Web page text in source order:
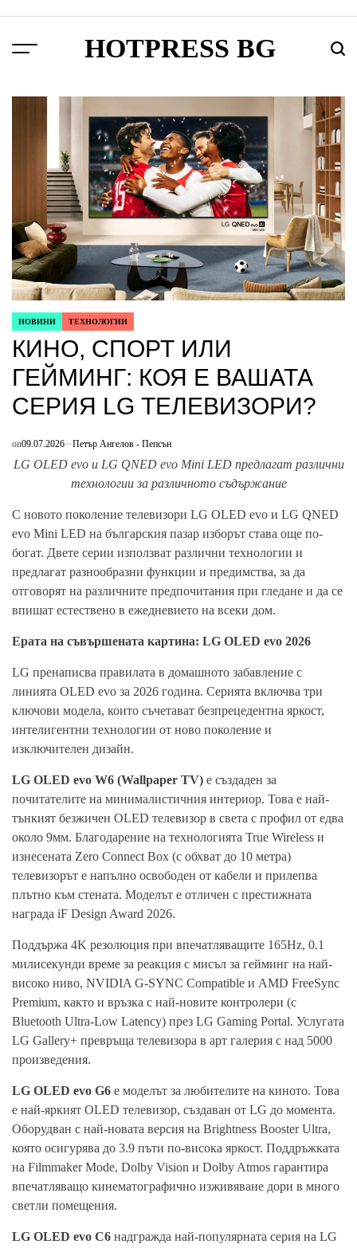
content
Menu HOTPRESS BG
POSTED
IN
НОВИНИ ТЕХНОЛОГИИ
КИНО, СПОРТ ИЛИ
ГЕЙМИНГ: КОЯ Е ВАШАТА
СЕРИЯ LG ТЕЛЕВИЗОРИ?
on09.07.2026 Петър Ангелов - Пепсън
LG OLED evo и LG QNED evo Mini LED предлагат различни
технологии за различното съдържание
С новото поколение телевизори LG OLED evo и LG QNED
evo Mini LED на българския пазар изборът става още по-
богат. Двете серии използват различни технологии и
предлагат разнообразни функции и предимства, за да
отговорят на различните предпочитания при гледане и да се
впишат естествено в ежедневието на всеки дом.
Ерата на съвършената картина: LG OLED evo 2026
LG пренаписва правилата в домашното забавление с
линията OLED evo за 2026 година. Серията включва три
ключови модела, които съчетават безпрецедентна яркост,
интелигентни технологии от ново поколение и
изключителен дизайн.
LG OLED evo W6 (Wallpaper TV) е създаден за
почитателите на минималистичния интериор. Това е най-
тънкият безжичен OLED телевизор в света с профил от едва
около 9мм. Благодарение на технологията True Wireless и
изнесената Zero Connect Box (с обхват до 10 метра)
телевизорът е напълно освободен от кабели и прилепва
плътно към стената. Моделът е отличен с престижната
награда iF Design Award 2026.
Поддържа 4K резолюция при впечатляващите 165Hz, 0.1
милисекунди време за реакция с мисъл за гейминг на най-
високо ниво, NVIDIA G-SYNC Compatible и AMD FreeSync
Premium, както и връзка с най-новите контролери (с
Bluetooth Ultra-Low Latency) през LG Gaming Portal. Услугата
LG Gallery+ превръща телевизора в арт галерия с над 5000
произведения.
LG OLED evo G6 е моделът за любителите на киното. Това
е най-яркият OLED телевизор, създаван от LG до момента.
Оборудван с най-новата версия на Brightness Booster Ultra,
която осигурява до 3.9 пъти по-висока яркост. Поддръжката
на Filmmaker Mode, Dolby Vision и Dolby Atmos гарантира
впечатляващо кинематографично изживяване дори в много
светли помещения.
LG OLED evo C6 надгражда най-популярната серия на LG